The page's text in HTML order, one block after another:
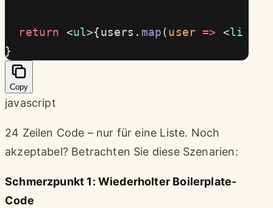
  return
<ul>{users. map(user => <li
}
Copy
javascript
24 Zeilen Code – nur für eine Liste. Noch
akzeptabel? Betrachten Sie diese Szenarien:
Schmerzpunkt 1: Wiederholter Boilerplate-
Code